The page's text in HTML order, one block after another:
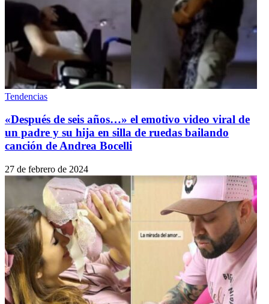
Tendencias
«Después de seis años…» el emotivo video viral de
un padre y su hija en silla de ruedas bailando
canción de Andrea Bocelli
27 de febrero de 2024